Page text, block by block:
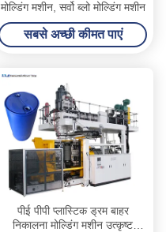
मोल्डिंग मशीन, सर्वो ब्लो मोल्डिंग मशीन
सबसे अच्छी कीमत पाएं
पीई पीपी प्लास्टिक ड्रम बाहर
निकालना मोल्डिंग मशीन उत्कृष्ट